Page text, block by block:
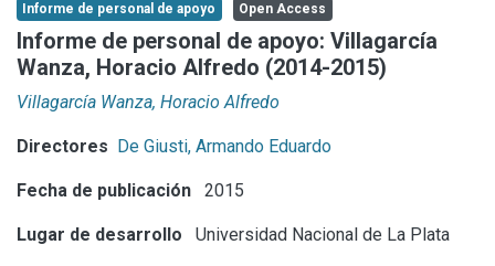
Aportar material
Statistics
Informe de personal de apoyo Open Access
Informe de personal de apoyo: Villagarcía
Wanza, Horacio Alfredo (2014-2015)
Villagarcía Wanza, Horacio Alfredo
Directores De Giusti, Armando Eduardo
Fecha de publicación 2015
Lugar de desarrollo Universidad Nacional de La Plata